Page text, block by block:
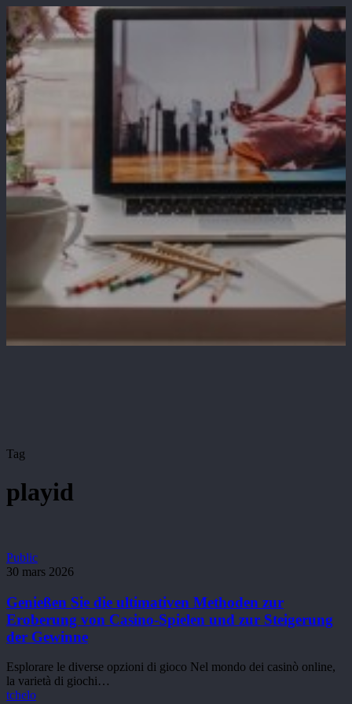
Tag
playid
Genießen
Sie
ultimativen
Methoden
zur
Eroberung
Casino-
Spielen
und
Public
30 mars 2026
Genießen Sie die ultimativen Methoden zur
Eroberung von Casino-Spielen und zur Steigerung
der Gewinne
Esplorare le diverse opzioni di gioco Nel mondo dei casinò online,
la varietà di giochi…
tchelo